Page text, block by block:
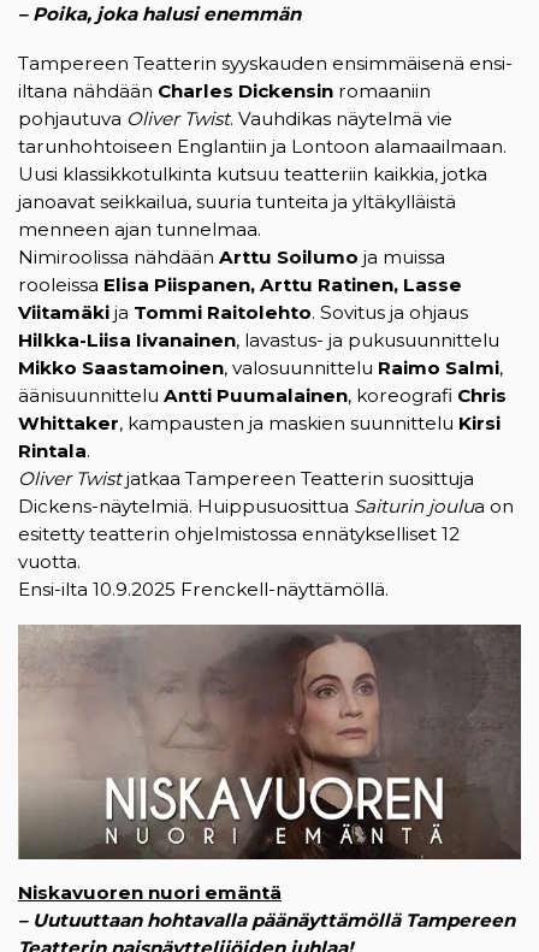
– Poika, joka halusi enemmän
Tampereen Teatterin syyskauden ensimmäisenä ensi-
iltana nähdään Charles Dickensin romaaniin
pohjautuva Oliver Twist. Vauhdikas näytelmä vie
tarunhohtoiseen Englantiin ja Lontoon alamaailmaan.
Uusi klassikkotulkinta kutsuu teatteriin kaikkia, jotka
janoavat seikkailua, suuria tunteita ja yltäkylläistä
menneen ajan tunnelmaa.
Nimiroolissa nähdään Arttu Soilumo ja muissa
rooleissa Elisa Piispanen, Arttu Ratinen, Lasse
Viitamäki ja Tommi Raitolehto. Sovitus ja ohjaus
Hilkka-Liisa Iivanainen, lavastus- ja pukusuunnittelu
Mikko Saastamoinen, valosuunnittelu Raimo Salmi,
äänisuunnittelu Antti Puumalainen, koreografi Chris
Whittaker, kampausten ja maskien suunnittelu Kirsi
Rintala.
Oliver Twistjatkaa Tampereen Teatterin suosittuja
Dickens-näytelmiä. Huippusuosittua Saiturin joulua on
esitetty teatterin ohjelmistossa ennätykselliset 12
vuotta.
Ensi-ilta 10.9.2025 Frenckell-näyttämöllä.
Niskavuoren nuori emäntä
– Uutuuttaan hohtavalla päänäyttämöllä Tampereen